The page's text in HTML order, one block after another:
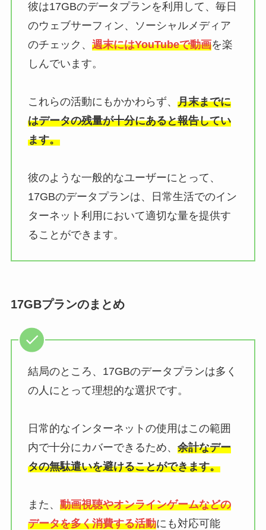
彼は17GBのデータプランを利用して、毎日
のウェブサーフィン、ソーシャルメディア
のチェック、 週末にはYouTubeで動画を楽
しんでいます。
これらの活動にもかかわらず、 月末までに
はデータの残量が十分にあると報告してい
ます。
彼のような一般的なユーザーにとって、
17GBのデータプランは、日常生活でのイン
ターネット利用において適切な量を提供す
ることができます。
17GBプランのまとめ
結局のところ、17GBのデータプランは多く
の人にとって理想的な選択です。
日常的なインターネットの使用はこの範囲
内で十分にカバーできるため、 余計なデー
タの無駄遣いを避けることができます。
また、 動画視聴やオンラインゲームなどの
データを多く消費する活動にも対応可能